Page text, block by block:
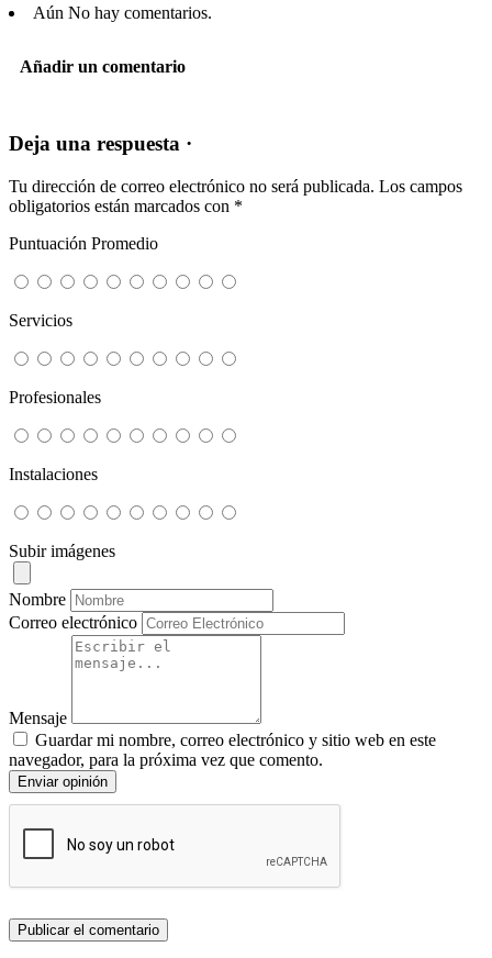
Aún No hay comentarios.
Añadir un comentario
Deja una respuesta ·
Tu dirección de correo electrónico no será publicada. Los campos
obligatorios están marcados con *
Puntuación Promedio
Servicios
Profesionales
Instalaciones
Subir imágenes
Nombre
Correo electrónico
Mensaje
Guardar mi nombre, correo electrónico y sitio web en este
navegador, para la próxima vez que comento.
Enviar opinión